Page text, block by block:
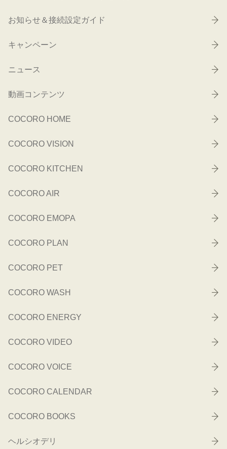
お知らせ＆接続設定ガイド
キャンペーン
ニュース
動画コンテンツ
COCORO HOME
COCORO VISION
COCORO KITCHEN
COCORO AIR
COCORO EMOPA
COCORO PLAN
COCORO PET
COCORO WASH
COCORO ENERGY
COCORO VIDEO
COCORO VOICE
COCORO CALENDAR
COCORO BOOKS
ヘルシオデリ